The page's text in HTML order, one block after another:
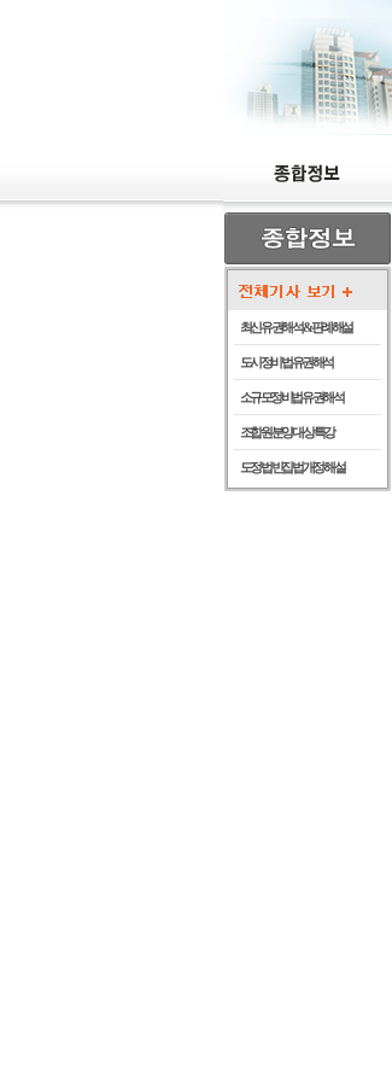
최신 유권해석 & 판례해설
도시정비법 유권해석
소규모정비법 유권해석
조합원 분양 대상 특강
도정법 빈집법 개정 해설